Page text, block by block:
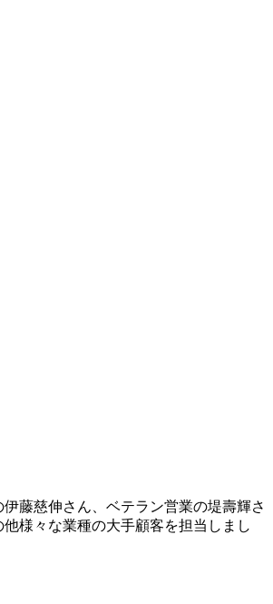
藤慈伸さん、ベテラン営業の堤壽輝さ
様々な業種の大手顧客を担当しまし